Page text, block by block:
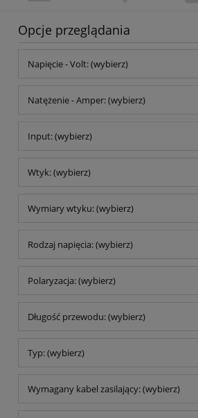
Opcje przeglądania
Napięcie - Volt: (wybierz)
Natężenie - Amper: (wybierz)
Input: (wybierz)
Wtyk: (wybierz)
Wymiary wtyku: (wybierz)
Rodzaj napięcia: (wybierz)
Polaryzacja: (wybierz)
Długość przewodu: (wybierz)
Typ: (wybierz)
Wymagany kabel zasilający: (wybierz)